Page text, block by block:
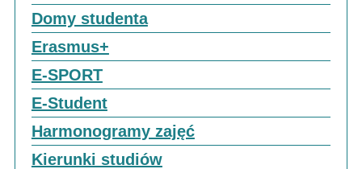
Domy studenta
Erasmus+
E-SPORT
E-Student
Harmonogramy zajęć
Kierunki studiów